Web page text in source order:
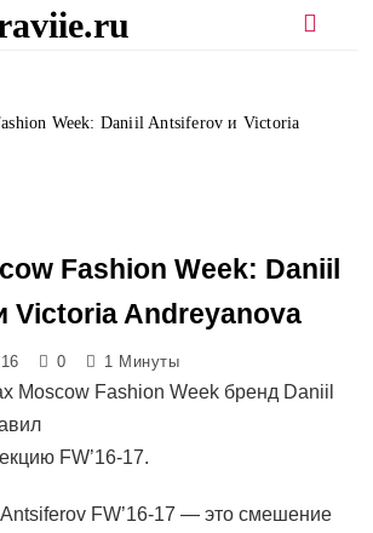
Week: Daniil Antsiferov и Victoria
Fashion Week: Daniil
Victoria Andreyanova
0 1 Минуты
Moscow Fashion Week бренд Daniil
FW’16-17.
FW’16-17 — это смешение